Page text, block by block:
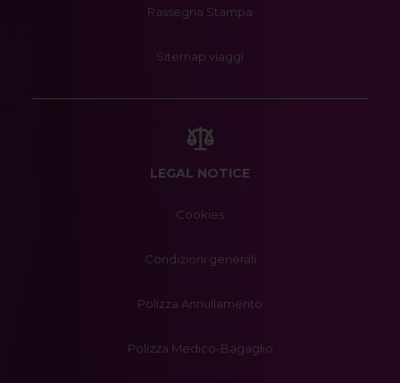
Rassegna Stampa
Sitemap viaggi
LEGAL NOTICE
Cookies
Condizioni generali
Polizza Annullamento
Polizza Medico-Bagaglio